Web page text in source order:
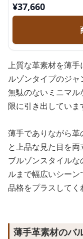
¥37,660
上質な革素材を薄
ルゾンタイプのジャ
無駄のないミニマ
限に引き出していま
薄手でありながら
と上品な見た目を両
ブルゾンスタイル
ルまで幅広いシー
品格をプラスしてく
薄手革素材のバ